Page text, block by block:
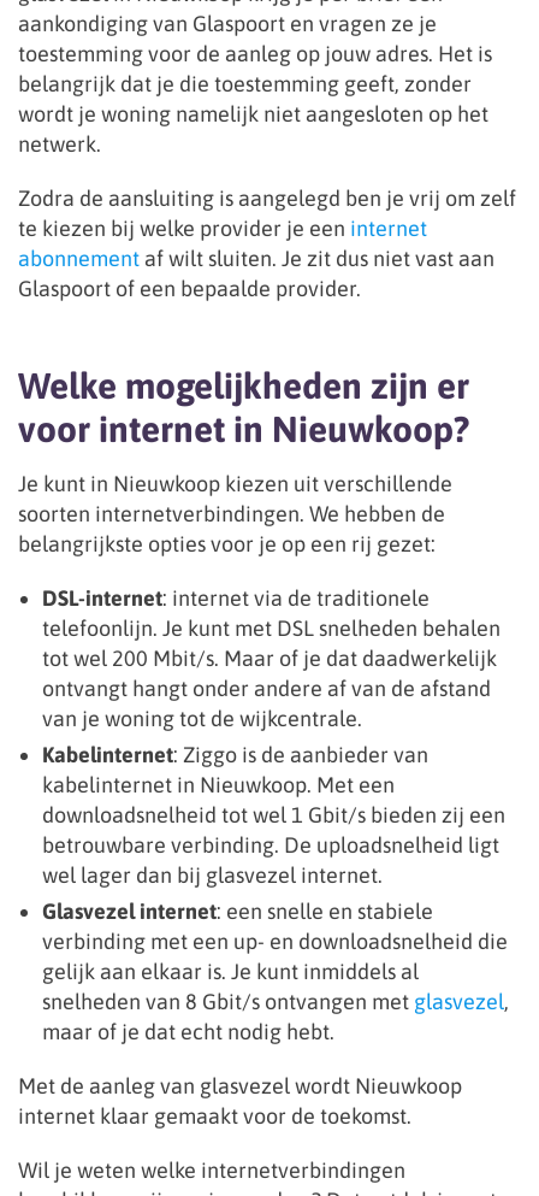
aankondiging van Glaspoort en vragen ze je
toestemming voor de aanleg op jouw adres. Het is
belangrijk dat je die toestemming geeft, zonder
wordt je woning namelijk niet aangesloten op het
netwerk.
Zodra de aansluiting is aangelegd ben je vrij om zelf
te kiezen bij welke provider je een internet
abonnement af wilt sluiten. Je zit dus niet vast aan
Glaspoort of een bepaalde provider.
Welke mogelijkheden zijn er
voor internet in Nieuwkoop?
Je kunt in Nieuwkoop kiezen uit verschillende
soorten internetverbindingen. We hebben de
belangrijkste opties voor je op een rij gezet:
DSL-internet: internet via de traditionele
telefoonlijn. Je kunt met DSL snelheden behalen
tot wel 200 Mbit/s. Maar of je dat daadwerkelijk
ontvangt hangt onder andere af van de afstand
van je woning tot de wijkcentrale.
Kabelinternet: Ziggo is de aanbieder van
kabelinternet in Nieuwkoop. Met een
downloadsnelheid tot wel 1 Gbit/s bieden zij een
betrouwbare verbinding. De uploadsnelheid ligt
wel lager dan bij glasvezel internet.
Glasvezel internet: een snelle en stabiele
verbinding met een up- en downloadsnelheid die
gelijk aan elkaar is. Je kunt inmiddels al
snelheden van 8 Gbit/s ontvangen met glasvezel,
maar of je dat echt nodig hebt.
Met de aanleg van glasvezel wordt Nieuwkoop
internet klaar gemaakt voor de toekomst.
Wil je weten welke internetverbindingen